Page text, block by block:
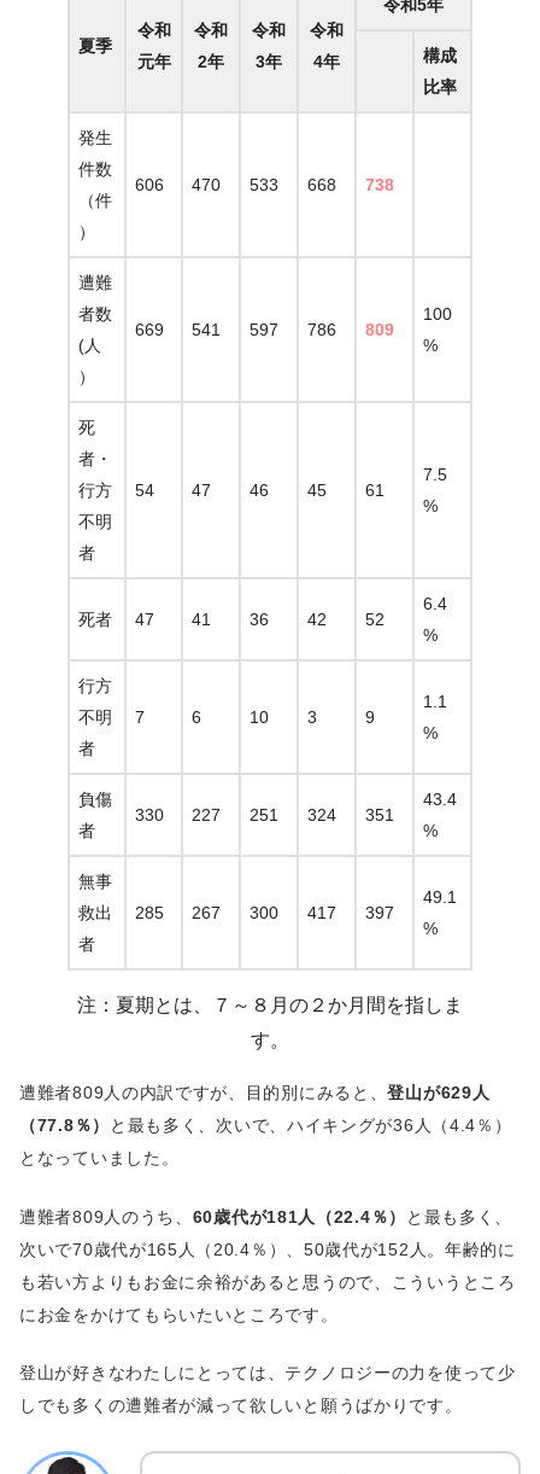
夏季
令和
元年
令和
2年
令和
3年
令和
4年
令和5年
構成
比率
発生
件数
（件
）
606 470 533 668 738
遭難
者数
(人
）
669 541 597 786 809
100
%
死
者・
行方
不明
者
54 47 46 45 61
7.5
%
死者 47 41 36 42 52
6.4
%
行方
不明
者
7 6 10 3 9
1.1
%
負傷
者
330 227 251 324 351
43.4
%
無事
救出
者
285 267 300 417 397
49.1
%
注：夏期とは、７～８月の２か月間を指しま
す。
遭難者809人の内訳ですが、目的別にみると、登山が629人
（77.8％）
と最も多く、次いで、ハイキングが36人（4.4％）
となっていました。
遭難者809人のうち、 60歳代が181人（22.4％）
と最も多く、
次いで70歳代が165人（20.4％）、50歳代が152人。年齢的に
も若い方よりもお金に余裕があると思うので、こういうところ
にお金をかけてもらいたいところです。
登山が好きなわたしにとっては、テクノロジーの力を使って少
しでも多くの遭難者が減って欲しいと願うばかりです。